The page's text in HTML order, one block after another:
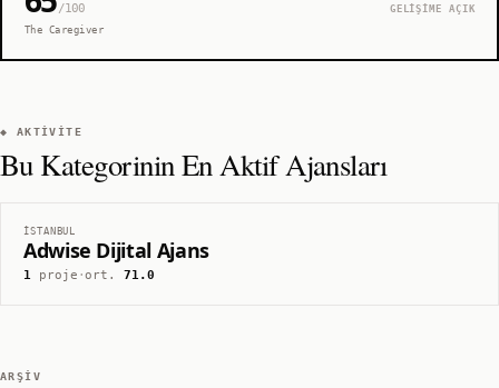
/100
GELİŞİME AÇIK
The Caregiver
◆ AKTIVITE
Bu Kategorinin En Aktif Ajansları
İSTANBUL
Adwise Dijital Ajans
1proje ·ort.71.0
ARŞIV